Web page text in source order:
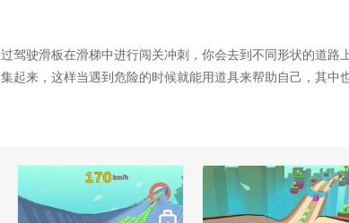
驾驶滑板在滑梯中进行闯关冲刺，你会去到不同形状的道路
起来，这样当遇到危险的时候就能用道具来帮助自己，其中